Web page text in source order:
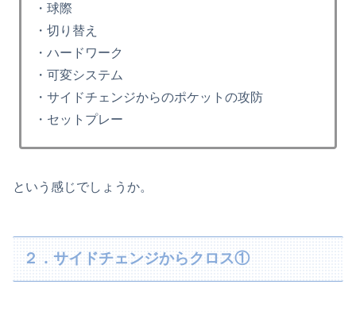
・球際
・切り替え
・ハードワーク
・可変システム
・サイドチェンジからのポケットの攻防
・セットプレー
という感じでしょうか。
２．サイドチェンジからクロス①